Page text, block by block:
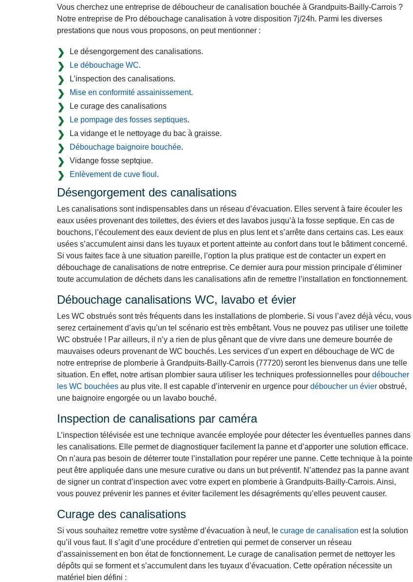
Vous cherchez une entreprise de déboucheur de canalisation bouchée à Grandpuits-Bailly-Carrois ?
Notre entreprise de Pro débouchage canalisation à votre disposition 7j/24h. Parmi les diverses
prestations que nous vous proposons, on peut mentionner :
Le désengorgement des canalisations.
Le débouchage WC.
L’inspection des canalisations.
Mise en conformité assainissement.
Le curage des canalisations
Le pompage des fosses septiques.
La vidange et le nettoyage du bac à graisse.
Débouchage baignoire bouchée.
Vidange fosse septqiue.
Enlèvement de cuve fioul .
Désengorgement des canalisations
Les canalisations sont indispensables dans un réseau d’évacuation. Elles servent à faire écouler les
eaux usées provenant des toilettes, des éviers et des lavabos jusqu’à la fosse septique. En cas de
bouchons, l’écoulement des eaux devient de plus en plus lent et s’arrête dans certains cas. Les eaux
usées s’accumulent ainsi dans les tuyaux et portent atteinte au confort dans tout le bâtiment concerné.
Si vous faites face à une situation pareille, l’option la plus pratique est de contacter un expert en
débouchage de canalisations de notre entreprise. Ce dernier aura pour mission principale d’éliminer
toute accumulation de déchets dans les canalisations afin de remettre l’installation en fonctionnement.
Débouchage canalisations WC, lavabo et évier
Les WC obstrués sont très fréquents dans les installations de plomberie. Si vous l’avez déjà vécu, vous
serez certainement d’avis qu’un tel scénario est très embêtant. Vous ne pouvez pas utiliser une toilette
WC obstruée ! Par ailleurs, il n’y a rien de plus gênant que de vivre dans une demeure bourrée de
mauvaises odeurs provenant de WC bouchés. Les services d’un expert en débouchage de WC de
notre entreprise de plomberie à Grandpuits-Bailly-Carrois (77720) seront les bienvenus dans une telle
situation. En effet, notre artisan plombier saura utiliser les techniques professionnelles pour déboucher
les WC bouchées au plus vite. Il est capable d’intervenir en urgence pour déboucher un évier obstrué,
une baignoire engorgée ou un lavabo bouché.
Inspection de canalisations par caméra
L’inspection télévisée est une technique avancée employée pour détecter les éventuelles pannes dans
les canalisations. Elle permet de diagnostiquer facilement la panne et d’apporter une solution efficace.
On n’aura pas besoin de déterrer toute l’installation pour repérer une panne. Cette technique à la pointe
peut être appliquée dans une mesure curative ou dans un but préventif. N’attendez pas la panne avant
de signer un contrat d’inspection avec votre expert en plomberie à Grandpuits-Bailly-Carrois. Ainsi,
vous pouvez prévenir les pannes et éviter facilement les désagréments qu’elles peuvent causer.
Curage des canalisations
Si vous souhaitez remettre votre système d’évacuation à neuf, le curage de canalisation est la solution
qu’il vous faut. Il s’agit d’une procédure d’entretien qui permet de conserver un réseau
d’assainissement en bon état de fonctionnement. Le curage de canalisation permet de nettoyer les
dépôts qui se forment et s’accumulent dans les tuyaux d’évacuation. Cette opération nécessite un
matériel bien défini :